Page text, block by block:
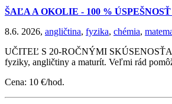
ŠAĽA A OKOLIE - 100 %
8.6. 2026, angličtina, fyzika, chémia,
UČITEĽ S 20-ROČNÝMI
fyziky, angličtiny a maturít. Veľmi rád
Cena: 10 €/hod.